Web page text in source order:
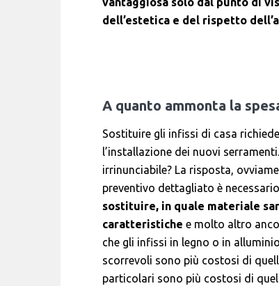
dell’estetica e del rispetto
A quanto ammonta la
Sostituire gli infissi di casa
l’installazione dei nuovi
irrinunciabile? La risposta,
preventivo dettagliato è
sostituire, in quale materiale
caratteristiche e molto altro
che gli infissi in legno o in
scorrevoli sono più costosi di
particolari sono più costosi di